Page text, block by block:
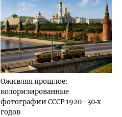
Оживляя прошлое:
колоризированные
фотографии СССР 1920–30‑х
годов